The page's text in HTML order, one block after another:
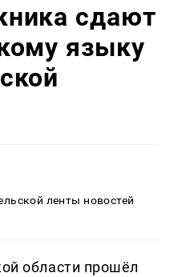
сдают
языку
ленты новостей
области прошёл